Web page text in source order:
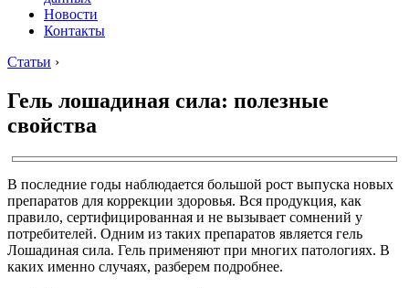
Новости
Контакты
Статьи ›
Гель лошадиная сила: полезные
свойства
В последние годы наблюдается большой рост выпуска новых
препаратов для коррекции здоровья. Вся продукция, как
правило, сертифицированная и не вызывает сомнений у
потребителей. Одним из таких препаратов является гель
Лошадиная сила. Гель применяют при многих патологиях. В
каких именно случаях, разберем подробнее.